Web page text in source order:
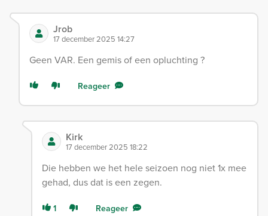
Jrob
17 december 2025 14:27
Geen VAR. Een gemis of een opluchting ?
Reageer
Kirk
17 december 2025 18:22
Die hebben we het hele seizoen nog niet 1x mee
gehad, dus dat is een zegen.
1 Reageer